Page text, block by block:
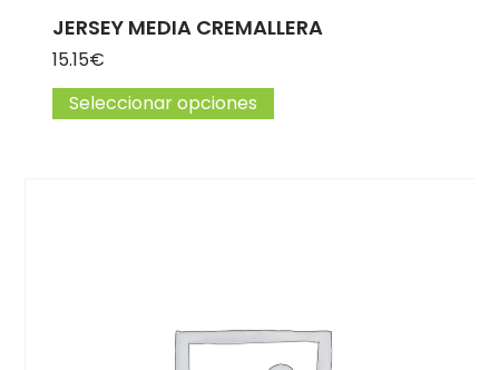
JERSEY MEDIA CREMALLERA
15.15€
Seleccionar opciones